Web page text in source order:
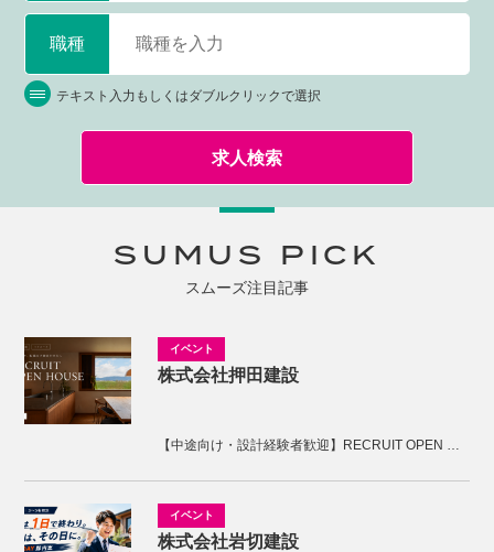
テキスト入力もしくはダブルクリックで選択
職種
求人検索
SUMUS PICK
スムーズ注目記事
株式会社押田建設
【中途向け・設計経験者歓迎】RECRUIT OPEN HOUSE開催！KNOTの家づくりを体感しませんか。
株式会社岩切建設